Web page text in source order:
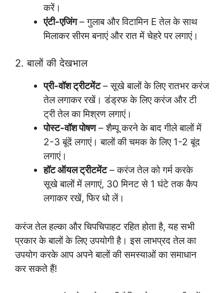
करें।
एंटी-एजिंग– गुलाब और विटामिन E तेल के साथ
मिलाकर सीरम बनाएं और रात में चेहरे पर लगाएं।
2. बालों की देखभाल
प्री-वॉश ट्रीटमेंट– सूखे बालों के लिए रातभर करंज
तेल लगाकर रखें। डंड्रफ के लिए करंज और टी
ट्री तेल का मिश्रण लगाएं।
पोस्ट-वॉश पोषण– शैम्पू करने के बाद गीले बालों में
2-3 बूंदें लगाएं। बालों की चमक के लिए 1-2 बूंद
लगाएं।
हॉट ऑयल ट्रीटमेंट– करंज तेल को गर्म करके
सूखे बालों में लगाएं, 30 मिनट से 1 घंटे तक कैप
लगाकर रखें, फिर धो लें।
करंज तेल हल्का और चिपचिपाहट रहित होता है, यह सभी
प्रकार के बालों के लिए उपयोगी है। इस लाभप्रद तेल का
उपयोग करके आप अपने बालों की समस्याओं का समाधान
कर सकते हैं!